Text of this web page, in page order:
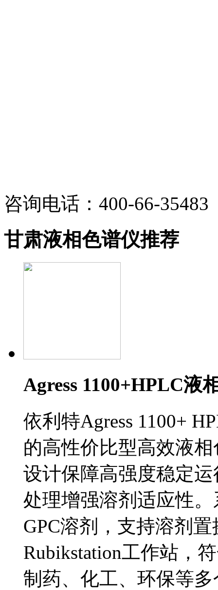
咨询电话：400-66-35483
甘肃液相色谱仪推荐
Agress 1100+HPLC液
依利特Agress 1100+
的高性价比型高效液
设计保障高强度稳定
处理增强溶剂适应性
GPC溶剂，支持溶剂
Rubikstation工作站，
制药、化工、环保等